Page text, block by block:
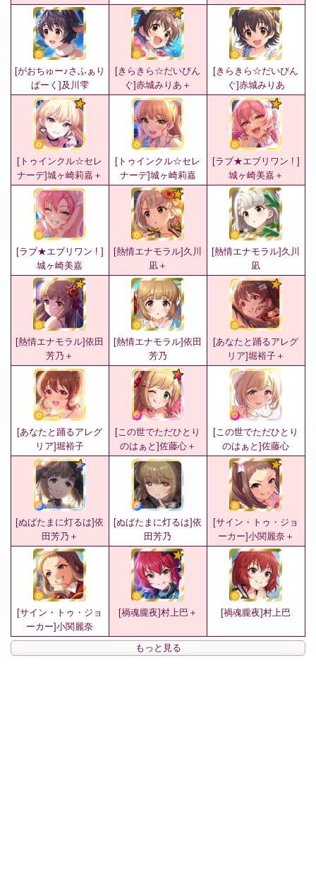
[がおちゅー♪さふぁり
ぱーく]及川雫
[きらきら☆だいびん
ぐ]赤城みりあ＋
[きらきら☆だいびん
ぐ]赤城みりあ
[トゥインクル☆セレ
ナーデ]城ヶ崎莉嘉＋
[トゥインクル☆セレ
ナーデ]城ヶ崎莉嘉
[ラブ★エブリワン ! ]
城ヶ崎美嘉＋
[ラブ★エブリワン ! ]
城ヶ崎美嘉
[熱情エナモラル]久川
凪＋
[熱情エナモラル]久川
凪
[熱情エナモラル]依田
芳乃＋
[熱情エナモラル]依田
芳乃
[あなたと踊るアレグ
リア]堀裕子＋
[あなたと踊るアレグ
リア]堀裕子
[この世でただひとり
のはぁと]佐藤心＋
[この世でただひとり
のはぁと]佐藤心
[ぬばたまに灯るは]依
田芳乃＋
[ぬばたまに灯るは]依
田芳乃
[サイン・トゥ・ジョ
ーカー]小関麗奈＋
[サイン・トゥ・ジョ
ーカー]小関麗奈
[禍魂朧夜]村上巴＋ [禍魂朧夜]村上巴
もっと見る